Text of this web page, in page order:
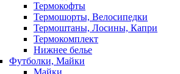
Термокофты
Термошорты, Велосипедки
Термоштаны, Лосины, Капри
Термокомплект
Нижнее белье
Футболки, Майки
Майки